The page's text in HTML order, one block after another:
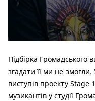
Підбірка
згадати її ми не
виступів проекту Stage
музикантів у студії